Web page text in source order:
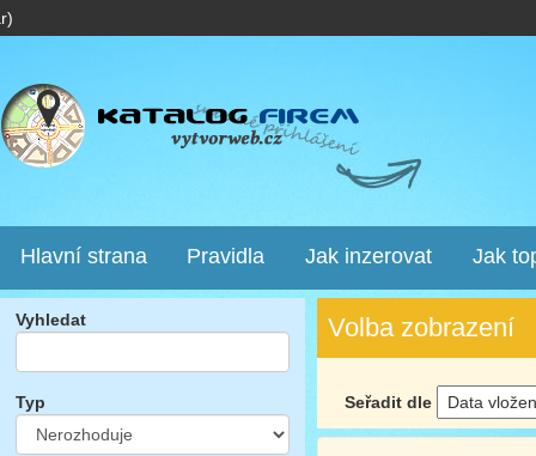
Hlavní strana Pravidla Jak inzerovat Jak
Vyhledat
Typ
Volba zobrazení
Seřadit dle